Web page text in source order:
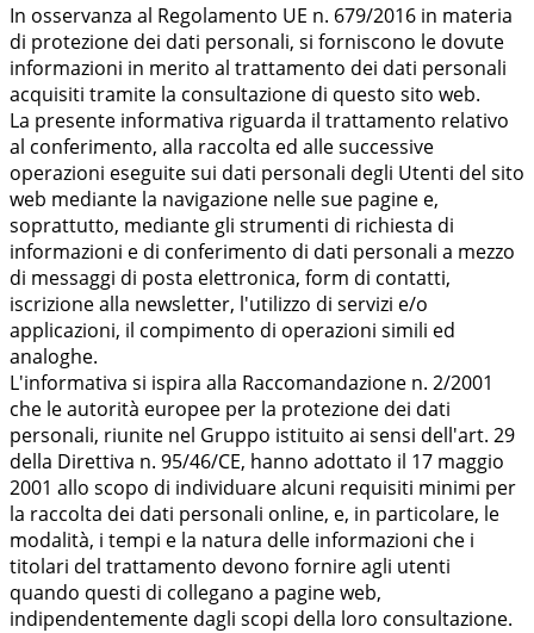
In osservanza al Regolamento UE n. 679/2016 in materia
di protezione dei dati personali, si forniscono le dovute
informazioni in merito al trattamento dei dati personali
acquisiti tramite la consultazione di questo sito web.
La presente informativa riguarda il trattamento relativo
al conferimento, alla raccolta ed alle successive
operazioni eseguite sui dati personali degli Utenti del sito
web mediante la navigazione nelle sue pagine e,
soprattutto, mediante gli strumenti di richiesta di
informazioni e di conferimento di dati personali a mezzo
di messaggi di posta elettronica, form di contatti,
iscrizione alla newsletter, l'utilizzo di servizi e/o
applicazioni, il compimento di operazioni simili ed
analoghe.
L'informativa si ispira alla Raccomandazione n. 2/2001
che le autorità europee per la protezione dei dati
personali, riunite nel Gruppo istituito ai sensi dell'art. 29
della Direttiva n. 95/46/CE, hanno adottato il 17 maggio
2001 allo scopo di individuare alcuni requisiti minimi per
la raccolta dei dati personali online, e, in particolare, le
modalità, i tempi e la natura delle informazioni che i
titolari del trattamento devono fornire agli utenti
quando questi di collegano a pagine web,
indipendentemente dagli scopi della loro consultazione.